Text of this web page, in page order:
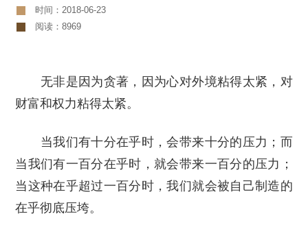
时间：2018-06-23
阅读：8969
无非是因为贪著，因为心对外境粘得太紧，对
财富和权力粘得太紧。
当我们有十分在乎时，会带来十分的压力；而
当我们有一百分在乎时，就会带来一百分的压力；
当这种在乎超过一百分时，我们就会被自己制造的
在乎彻底压垮。